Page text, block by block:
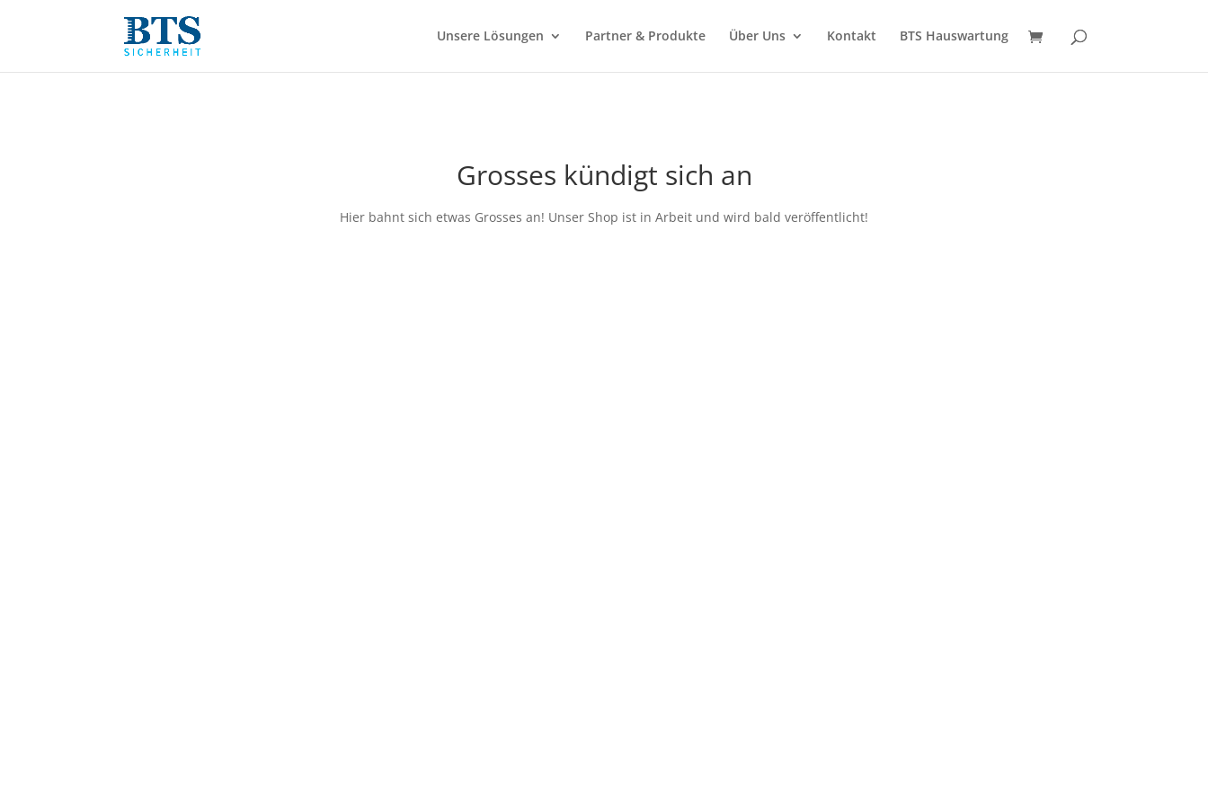
Unsere Lösungen Partner & Produkte Über Uns Kontakt BTS Hauswartung
Grosses kündigt sich an
Hier bahnt sich etwas Grosses an! Unser Shop ist in Arbeit und wird bald veröffentlicht!